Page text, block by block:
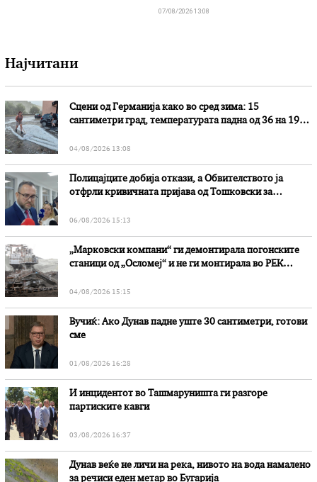
07/08/2026 13:08
Најчитани
Сцени од Германија како во сред зима: 15
сантиметри град, температурата падна од 36 на 19
04/08/2026 13:08
Полицајците добија откази, а Обвителството ја
отфрли кривичната пријава од Тошковски за
06/08/2026 15:13
„Марковски компани“ ги демонтирала погонските
станици од „Осломеј“ и не ги монтирала во РЕК
04/08/2026 15:15
Вучиќ: Ако Дунав падне уште 30 сантиметри, готови
сме
01/08/2026 16:28
И инцидентот во Ташмаруништa ги разгоре
партиските кавги
03/08/2026 16:37
Дунав веќе не личи на река, нивото на вода намалено
за речиси еден метар во Бугарија